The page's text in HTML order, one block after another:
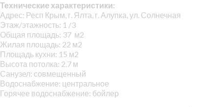
Технические характеристики:
Адрес: Респ Крым, г. Ялта, г. Алупка, ул. Солнечная
Этаж/этажность: 1 /3
Общая площадь: 37 м2
Жилая площадь: 22 м2
Площадь кухни: 15 м2
Высота потолка: 2.7 м
Санузел: совмещенный
Водоснабжение: центральное
Горячее водоснабжение: бойлер